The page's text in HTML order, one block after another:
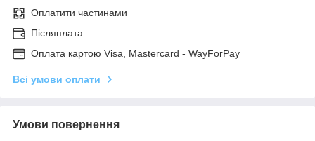
Оплатити частинами
Післяплата
Оплата картою Visa, Mastercard - WayForPay
Всі умови оплати
Умови повернення